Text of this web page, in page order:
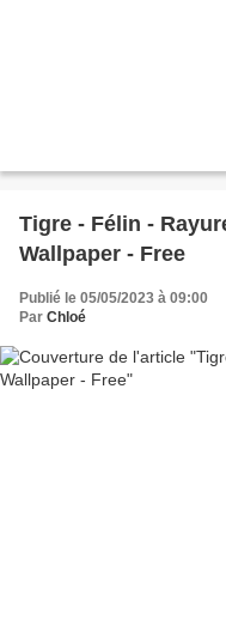
Tigre - Félin -
Wallpaper - Free
Publié le 05/05/2023 à 09:00
Par Chloé